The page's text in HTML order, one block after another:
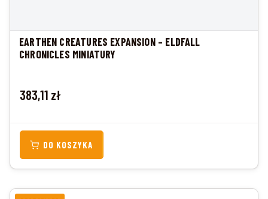
EARTHEN CREATURES EXPANSION – ELDFALL
CHRONICLES MINIATURY
Cena
383,11 zł
DO KOSZYKA